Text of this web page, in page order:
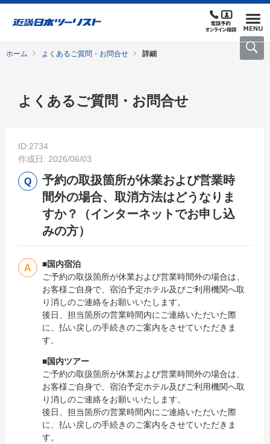
ホーム よくあるご質問・お問合せ 詳細
よくあるご質問・お問合せ
ID:2734
作成日: 2026/06/03
予約の取扱箇所が休業および営業時
間外の場合、取消方法はどうなりま
すか？（インターネットでお申し込
みの方）
■国内宿泊
ご予約の取扱箇所が休業および営業時間外の場合は、
お客様ご自身で、宿泊予定ホテル及びご利用機関へ取
り消しのご連絡をお願いいたします。
後日、担当箇所の営業時間内にご連絡いただいた際
に、払い戻しの手続きのご案内をさせていただきま
す。
■国内ツアー
ご予約の取扱箇所が休業および営業時間外の場合は、
お客様ご自身で、宿泊予定ホテル及びご利用機関へ取
り消しのご連絡をお願いいたします。
後日、担当箇所の営業時間内にご連絡いただいた際
に、払い戻しの手続きのご案内をさせていただきま
す。